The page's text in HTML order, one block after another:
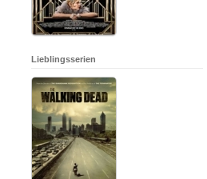
Lieblingsserien